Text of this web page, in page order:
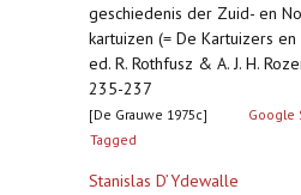
geschiedenis der Zuid- en
kartuizen (= De Kartuizers
ed. R. Rothfusz & A. J. H.
235-237
[De Grauwe 1975c] Google
Tagged
Stanislas D’Ydewalle